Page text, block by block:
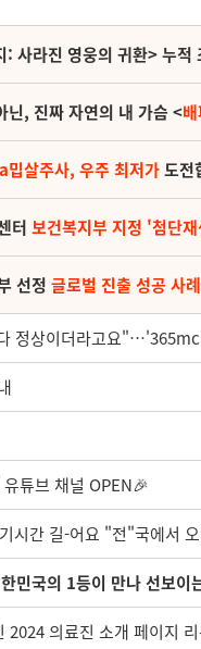
사라진 영웅의 귀환> 누
, 진짜 자연의 내 가슴 <
밉살주사, 우주 최저가도전
터 보건복지부 지정 '첨단
선정 글로벌 진출 성공 사
정상이더라고요
튜브 채널 OPEN🎉
시간 길-어요 "전"국에서
민국의 1등이 만나 선보이
의료진 소개 페이지